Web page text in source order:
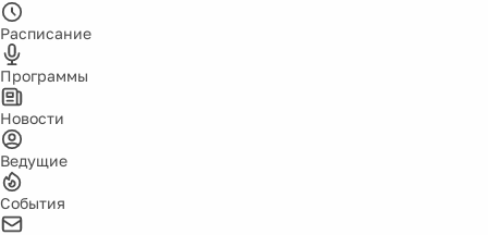
Расписание
Программы
Новости
Ведущие
События